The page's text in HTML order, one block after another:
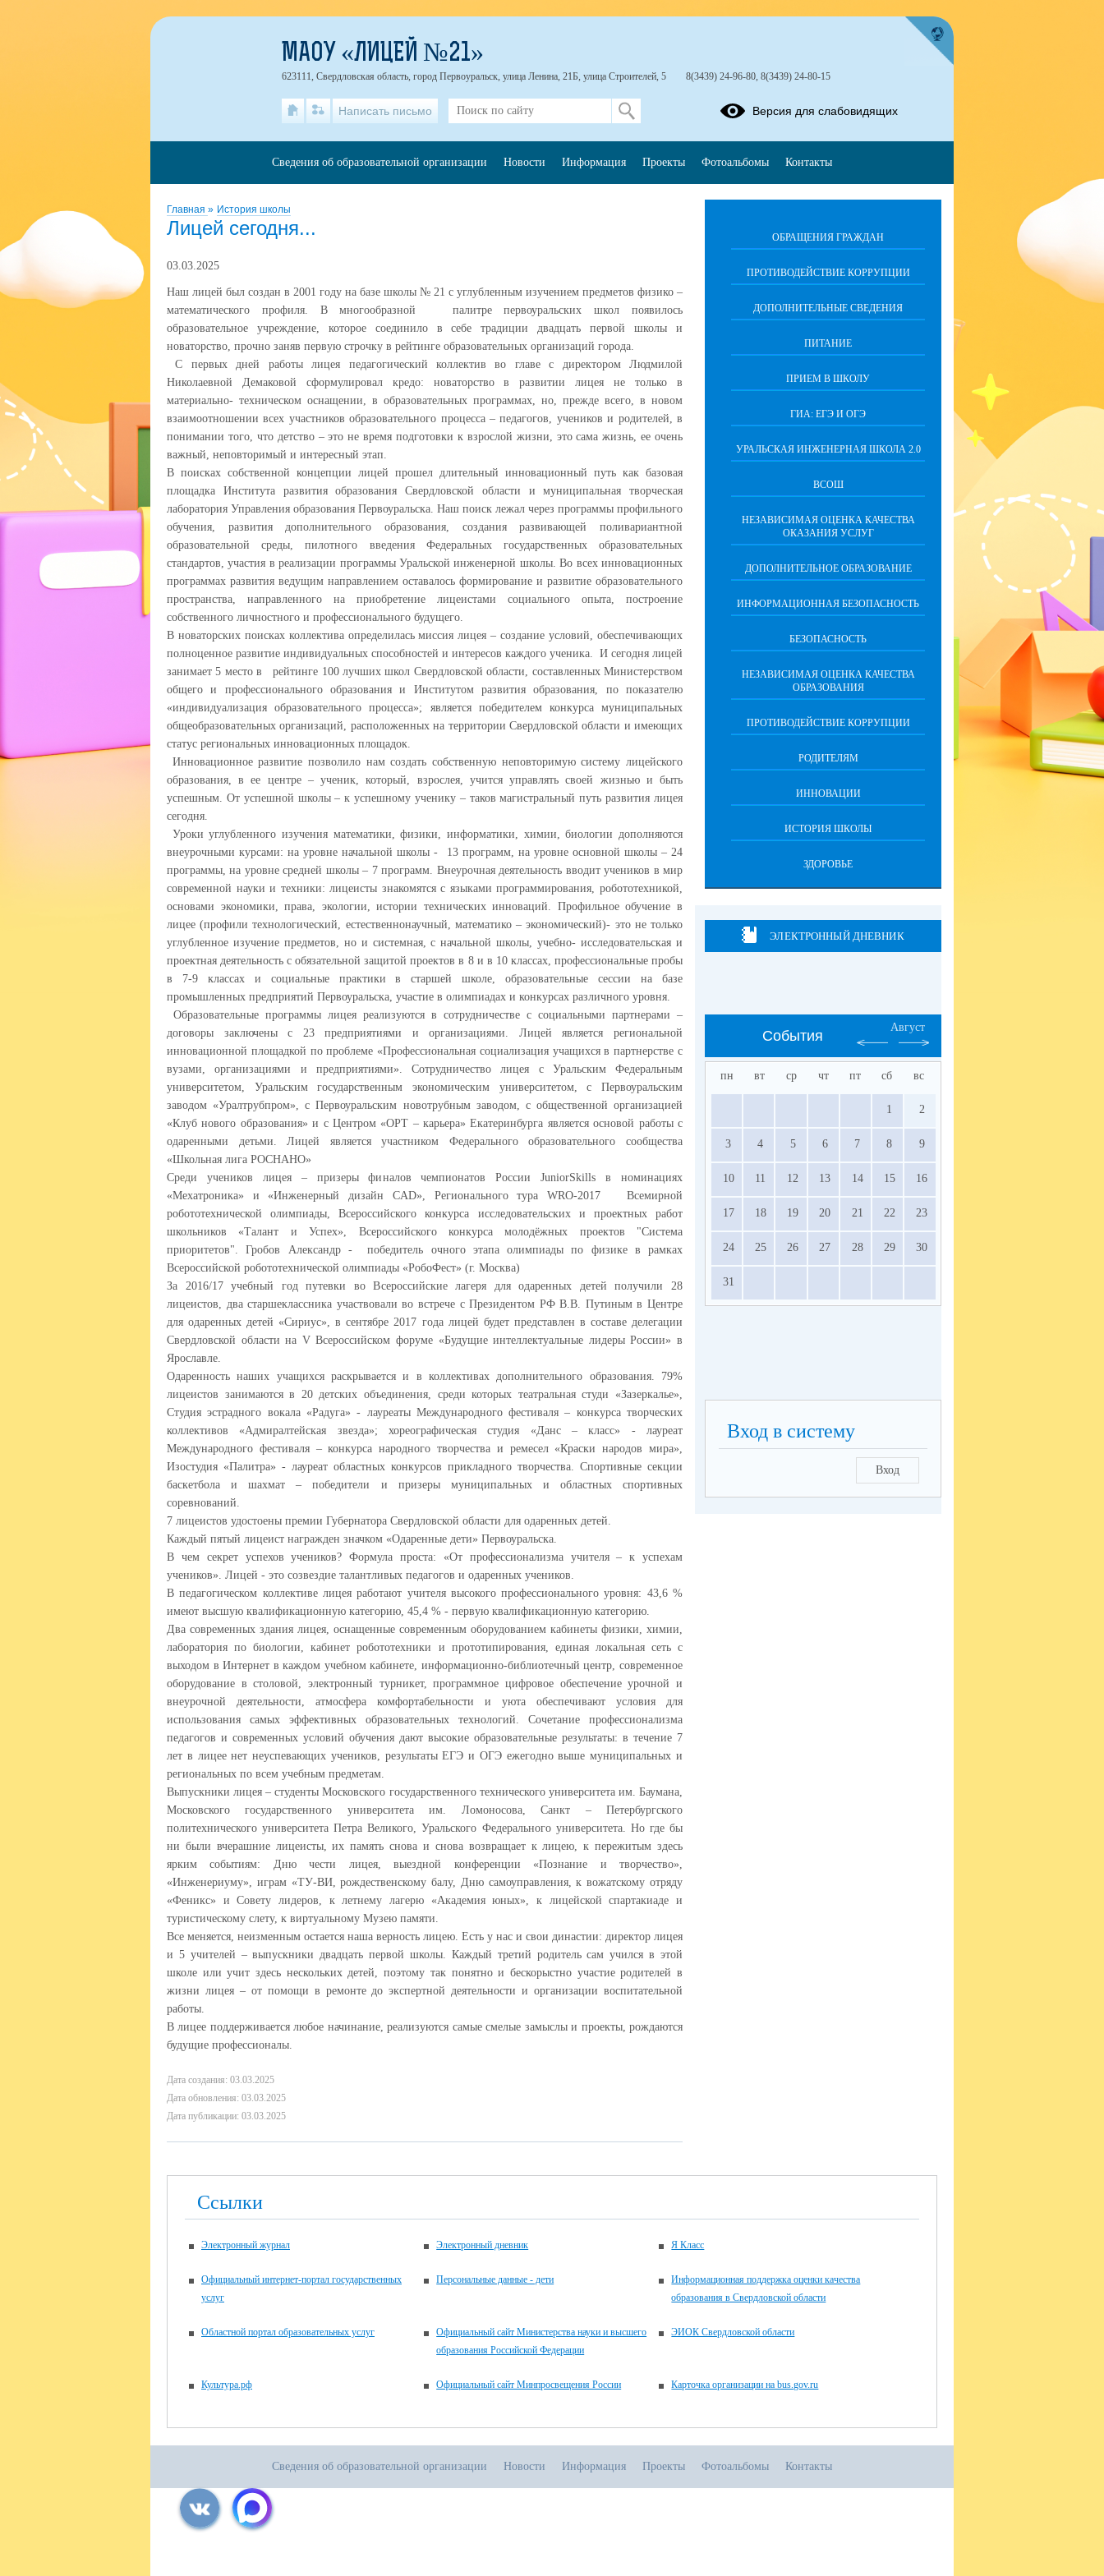
Главная » История школы
Лицей сегодня...
03.03.2025
Наш лицей был создан в 2001 году на базе школы № 21 с углубленным изучением предметов физико –
математического профиля. В многообразной палитре первоуральских школ появилось
образовательное учреждение, которое соединило в себе традиции двадцать первой школы и
новаторство, прочно заняв первую строчку в рейтинге образовательных организаций города.
С первых дней работы лицея педагогический коллектив во главе с директором Людмилой
Николаевной Демаковой сформулировал кредо: новаторство в развитии лицея не только в
материально- техническом оснащении, в образовательных программах, но, прежде всего, в новом
взаимоотношении всех участников образовательного процесса – педагогов, учеников и родителей, в
понимании того, что детство – это не время подготовки к взрослой жизни, это сама жизнь, ее очень
важный, неповторимый и интересный этап.
В поисках собственной концепции лицей прошел длительный инновационный путь как базовая
площадка Института развития образования Свердловской области и муниципальная творческая
лаборатория Управления образования Первоуральска. Наш поиск лежал через программы профильного
обучения, развития дополнительного образования, создания развивающей поливариантной
образовательной среды, пилотного введения Федеральных государственных образовательных
стандартов, участия в реализации программы Уральской инженерной школы. Во всех инновационных
программах развития ведущим направлением оставалось формирование и развитие образовательного
пространства, направленного на приобретение лицеистами социального опыта, построение
собственного личностного и профессионального будущего.
В новаторских поисках коллектива определилась миссия лицея – создание условий, обеспечивающих
полноценное развитие индивидуальных способностей и интересов каждого ученика. И сегодня лицей
занимает 5 место в рейтинге 100 лучших школ Свердловской области, составленных Министерством
общего и профессионального образования и Институтом развития образования, по показателю
«индивидуализация образовательного процесса»; является победителем конкурса муниципальных
общеобразовательных организаций, расположенных на территории Свердловской области и имеющих
статус региональных инновационных площадок.
Инновационное развитие позволило нам создать собственную неповторимую систему лицейского
образования, в ее центре – ученик, который, взрослея, учится управлять своей жизнью и быть
успешным. От успешной школы – к успешному ученику – таков магистральный путь развития лицея
сегодня.
Уроки углубленного изучения математики, физики, информатики, химии, биологии дополняются
внеурочными курсами: на уровне начальной школы - 13 программ, на уровне основной школы – 24
программы, на уровне средней школы – 7 программ. Внеурочная деятельность вводит учеников в мир
современной науки и техники: лицеисты знакомятся с языками программирования, робототехникой,
основами экономики, права, экологии, истории технических инноваций. Профильное обучение в
лицее (профили технологический, естественнонаучный, математико – экономический)- это не только
углубленное изучение предметов, но и системная, с начальной школы, учебно- исследовательская и
проектная деятельность с обязательной защитой проектов в 8 и в 10 классах, профессиональные пробы
в 7-9 классах и социальные практики в старшей школе, образовательные сессии на базе
промышленных предприятий Первоуральска, участие в олимпиадах и конкурсах различного уровня.
Образовательные программы лицея реализуются в сотрудничестве с социальными партнерами –
договоры заключены с 23 предприятиями и организациями. Лицей является региональной
инновационной площадкой по проблеме «Профессиональная социализация учащихся в партнерстве с
вузами, организациями и предприятиями». Сотрудничество лицея с Уральским Федеральным
университетом, Уральским государственным экономическим университетом, с Первоуральским
заводом «Уралтрубпром», с Первоуральским новотрубным заводом, с общественной организацией
«Клуб нового образования» и с Центром «ОРТ – карьера» Екатеринбурга является основой работы с
одаренными детьми. Лицей является участником Федерального образовательного сообщества
«Школьная лига РОСНАНО»
Среди учеников лицея – призеры финалов чемпионатов РоссииJuniorSkills в номинациях
«Мехатроника» и «Инженерный дизайн CAD», Регионального тура WRO-2017 Всемирной
робототехнической олимпиады, Всероссийского конкурса исследовательских и проектных работ
школьников «Талант и Успех», Всероссийского конкурса молодёжных проектов "Система
приоритетов". Гробов Александр - победитель очного этапа олимпиады по физике в рамках
Всероссийской робототехнической олимпиады «РобоФест» (г. Москва)
За 2016/17 учебный год путевки во Всероссийские лагеря для одаренных детей получили 28
лицеистов, два старшеклассника участвовали во встрече с Президентом РФ В.В. Путиным в Центре
для одаренных детей «Сириус», в сентябре 2017 года лицей будет представлен в составе делегации
Свердловской области на VВсероссийском форуме «Будущие интеллектуальные лидеры России» в
Ярославле.
Одаренность наших учащихся раскрывается и в коллективах дополнительного образования. 79%
лицеистов занимаются в 20 детских объединения, среди которых театральная студи «Зазеркалье»,
Студия эстрадного вокала «Радуга» - лауреаты Международного фестиваля – конкурса творческих
коллективов «Адмиралтейская звезда»; хореографическая студия «Данс – класс» - лауреат
Международного фестиваля – конкурса народного творчества и ремесел «Краски народов мира»,
Изостудия «Палитра» - лауреат областных конкурсов прикладного творчества. Спортивные секции
баскетбола и шахмат – победители и призеры муниципальных и областных спортивных
соревнований.
7 лицеистов удостоены премии Губернатора Свердловской области для одаренных детей.
Каждый пятый лицеист награжден значком «Одаренные дети» Первоуральска.
В чем секрет успехов учеников? Формула проста: «От профессионализма учителя – к успехам
учеников». Лицей - это созвездие талантливых педагогов и одаренных учеников.
В педагогическом коллективе лицея работают учителя высокого профессионального уровня: 43,6 %
имеют высшую квалификационную категорию, 45,4 % - первую квалификационную категорию.
Два современных здания лицея, оснащенные современным оборудованием кабинеты физики, химии,
лаборатория по биологии, кабинет робототехники и прототипирования, единая локальная сеть с
выходом в Интернет в каждом учебном кабинете, информационно-библиотечный центр, современное
оборудование в столовой, электронный турникет, программное цифровое обеспечение урочной и
внеурочной деятельности, атмосфера комфортабельности и уюта обеспечивают условия для
использования самых эффективных образовательных технологий. Сочетание профессионализма
педагогов и современных условий обучения дают высокие образовательные результаты: в течение 7
лет в лицее нет неуспевающих учеников, результаты ЕГЭ и ОГЭ ежегодно выше муниципальных и
региональных по всем учебным предметам.
Выпускники лицея – студенты Московского государственного технического университета им. Баумана,
Московского государственного университета им. Ломоносова, Санкт – Петербургского
политехнического университета Петра Великого, Уральского Федерального университета. Но где бы
ни были вчерашние лицеисты, их память снова и снова возвращает к лицею, к пережитым здесь
ярким событиям: Дню чести лицея, выездной конференции «Познание и творчество»,
«Инженериуму», играм «ТУ-ВИ, рождественскому балу, Дню самоуправления, к вожатскому отряду
«Феникс» и Совету лидеров, к летнему лагерю «Академия юных», к лицейской спартакиаде и
туристическому слету, к виртуальному Музею памяти.
Все меняется, неизменным остается наша верность лицею. Есть у нас и свои династии: директор лицея
и 5 учителей – выпускники двадцать первой школы. Каждый третий родитель сам учился в этой
школе или учит здесь нескольких детей, поэтому так понятно и бескорыстно участие родителей в
жизни лицея – от помощи в ремонте до экспертной деятельности и организации воспитательной
работы.
В лицее поддерживается любое начинание, реализуются самые смелые замыслы и проекты, рождаются
будущие профессионалы.
Дата создания: 03.03.2025
Дата обновления: 03.03.2025
Дата публикации: 03.03.2025
ОБРАЩЕНИЯ ГРАЖДАН
ПРОТИВОДЕЙСТВИЕ КОРРУПЦИИ
ДОПОЛНИТЕЛЬНЫЕ СВЕДЕНИЯ
ПИТАНИЕ
ПРИЕМ В ШКОЛУ
ГИА: ЕГЭ И ОГЭ
УРАЛЬСКАЯ ИНЖЕНЕРНАЯ ШКОЛА 2.0
ВСОШ
НЕЗАВИСИМАЯ ОЦЕНКА КАЧЕСТВА
ОКАЗАНИЯ УСЛУГ
ДОПОЛНИТЕЛЬНОЕ ОБРАЗОВАНИЕ
ИНФОРМАЦИОННАЯ БЕЗОПАСНОСТЬ
БЕЗОПАСНОСТЬ
НЕЗАВИСИМАЯ ОЦЕНКА КАЧЕСТВА
ОБРАЗОВАНИЯ
ПРОТИВОДЕЙСТВИЕ КОРРУПЦИИ
РОДИТЕЛЯМ
ИННОВАЦИИ
ИСТОРИЯ ШКОЛЫ
ЗДОРОВЬЕ
ЭЛЕКТРОННЫЙ ДНЕВНИК
События
Август
пн вт ср чт пт сб вс
1 2
3 4 5 6 7 8 9
10 11 12 13 14 15 16
17 18 19 20 21 22 23
24 25 26 27 28 29 30
31
Вход в систему
Вход
Ссылки
Электронный журнал Электронный дневник Я Класс
Официальный интернет-портал государственных
услуг
Персональные данные - дети
Информационная поддержка оценки качества
образования в Свердловской области
Областной портал образовательных услуг
Официальный сайт Министерства науки и высшего
образования Российской Федерации
ЭИОК Свердловской области
Культура.рф Официальный сайт Минпросвещения России Карточка организации на bus.gov.ru
МАОУ «ЛИЦЕЙ №21»
623111, Свердловская область, город Первоуральск, улица Ленина, 21Б, улица Строителей, 5 8(3439) 24-96-80, 8(3439) 24-80-15
Написать письмо Версия для слабовидящих
Сведения об образовательной организации Новости Информация Проекты Фотоальбомы Контакты
Сведения об образовательной организации Новости Информация Проекты Фотоальбомы Контакты